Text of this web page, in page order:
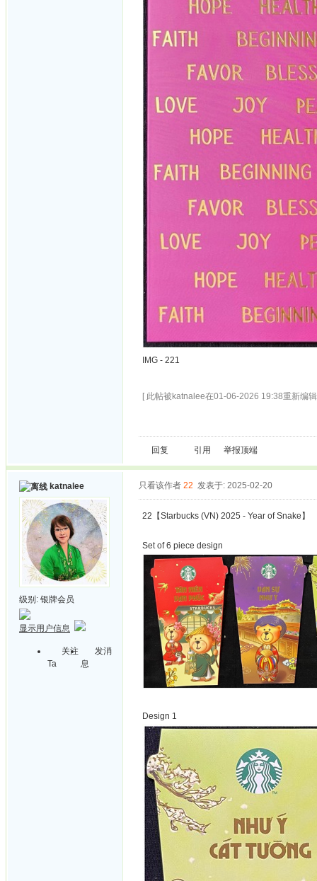
IMG - 221
[ 此帖被katnalee在01-06-2026 19:38重新编
回复 引用 举报顶端
katnalee
级别: 银牌会员
显示用户信息
关注
Ta
发消
息
只看该作者 22 发表于: 2025-02-20
22【Starbucks (VN) 2025 - Year of Snake】
Set of 6 piece design
Design 1